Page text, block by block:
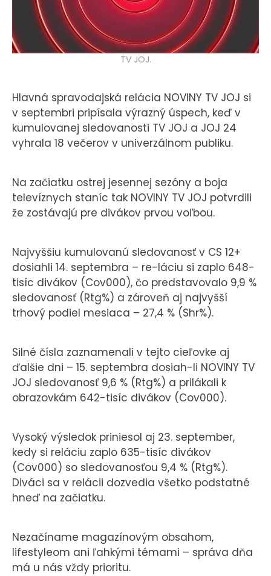
TV JOJ.
Hlavná spravodajská relácia NOVINY TV JOJ si
v septembri pripísala výrazný úspech, keď v
kumulovanej sledovanosti TV JOJ a JOJ 24
vyhrala 18 večerov v univerzálnom publiku.
Na začiatku ostrej jesennej sezóny a boja
televíznych staníc tak NOVINY TV JOJ potvrdili
že zostávajú pre divákov prvou voľbou.
Najvyššiu kumulovanú sledovanosť v CS 12+
dosiahli 14. septembra – re-láciu si zaplo 648-
tisíc divákov (Cov000), čo predstavovalo 9,9 %
sledovanosť (Rtg%) a zároveň aj najvyšší
trhový podiel mesiaca – 27,4 % (Shr%).
Silné čísla zaznamenali v tejto cieľovke aj
ďalšie dni – 15. septembra dosiah-li NOVINY TV
JOJ sledovanosť 9,6 % (Rtg%) a prilákali k
obrazovkám 642-tisíc divákov (Cov000).
Vysoký výsledok priniesol aj 23. september,
kedy si reláciu zaplo 635-tisíc divákov
(Cov000) so sledovanosťou 9,4 % (Rtg%).
Diváci sa v relácii dozvedia všetko podstatné
hneď na začiatku.
Nezačíname magazínovým obsahom,
lifestyleom ani ľahkými témami – správa dňa
má u nás vždy prioritu.